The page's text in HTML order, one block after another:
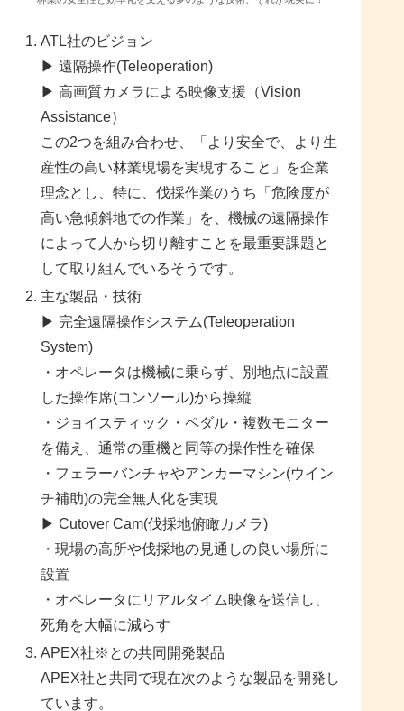
ATL社のビジョン
▶ 遠隔操作(Teleoperation)
▶ 高画質カメラによる映像支援（Vision
Assistance）
この2つを組み合わせ、「より安全で、より生
産性の高い林業現場を実現すること」を企業
理念とし、特に、伐採作業のうち「危険度が
高い急傾斜地での作業」を、機械の遠隔操作
によって人から切り離すことを最重要課題と
して取り組んでいるそうです。
主な製品・技術
▶ 完全遠隔操作システム(Teleoperation
System)
・オペレータは機械に乗らず、別地点に設置
した操作席(コンソール)から操縦
・ジョイスティック・ペダル・複数モニター
を備え、通常の重機と同等の操作性を確保
・フェラーバンチャやアンカーマシン(ウイン
チ補助)の完全無人化を実現
▶ Cutover Cam(伐採地俯瞰カメラ)
・現場の高所や伐採地の見通しの良い場所に
設置
・オペレータにリアルタイム映像を送信し、
死角を大幅に減らす
APEX社※との共同開発製品
APEX社と共同で現在次のような製品を開発し
ています。